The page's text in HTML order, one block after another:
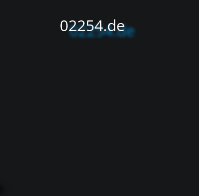
02254.de